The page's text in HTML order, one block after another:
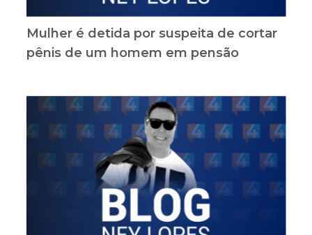
Mulher é detida por suspeita de cortar
pênis de um homem em pensão